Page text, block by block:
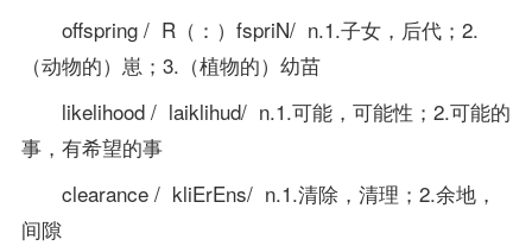
offspring / R（：）fspriN/ n.1.子女，后代；2.
（动物的）崽；3.（植物的）幼苗
likelihood / laiklihud/ n.1.可能，可能性；2.可能的
事，有希望的事
clearance / kliErEns/ n.1.清除，清理；2.余地，
间隙